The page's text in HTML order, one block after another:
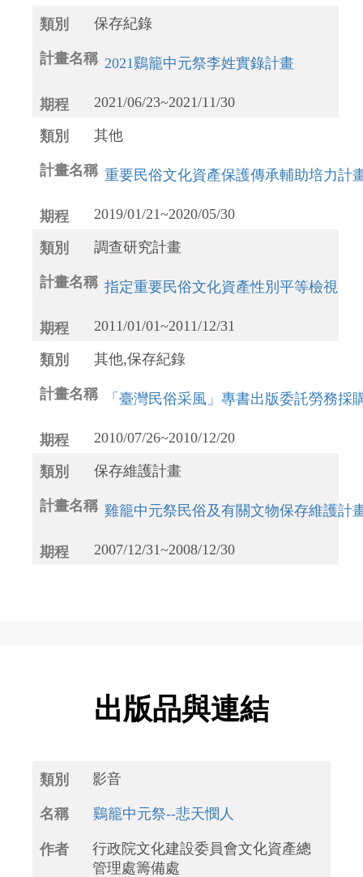
保存紀錄
2021鷄籠中元祭李姓實錄計畫
2021/06/23~2021/11/30
其他
重要民俗文化資產保護傳承輔助培力計
2019/01/21~2020/05/30
調查研究計畫
指定重要民俗文化資產性別平等檢視
2011/01/01~2011/12/31
其他,保存紀錄
「臺灣民俗采風」專書出版委託勞務採
2010/07/26~2010/12/20
保存維護計畫
雞籠中元祭民俗及有關文物保存維護計
2007/12/31~2008/12/30
出版品與連結
影音
鷄籠中元祭--悲天憫人
行政院文化建設委員會文化資產總
管理處籌備處